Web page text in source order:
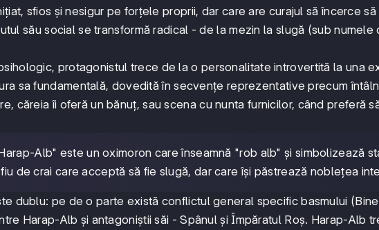
sfios și nesigur pe forțele proprii, dar care are curajul să încerce
său social se transformă radical - de la mezin la slugă (sub
protagonistul trece de la o personalitate introvertită la una
sa fundamentală, dovedită în secvențe reprezentative precum
căreia îi oferă un bănuț, sau scena cu nunta furnicilor, când preferă
Alb" este un oximoron care înseamnă "rob alb" și simbolizează
de crai care acceptă să fie slugă, dar care își păstrează noblețea
dublu: pe de o parte există conflictul general specific basmului
Harap-Alb și antagoniștii săi - Spânul și Împăratul Roș. Harap-Alb